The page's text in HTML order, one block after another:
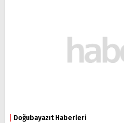
Doğubayazıt Haberleri